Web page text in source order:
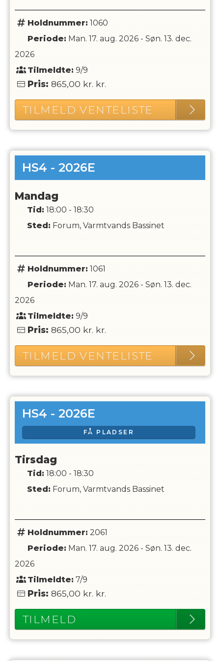
Holdnummer: 1060
Periode: Man. 17. aug. 2026- Søn. 13. dec.
2026
Tilmeldte: 9/9
Pris: 865,00 kr. kr.
TILMELD VENTELISTE
HS4 - 2026E
Mandag
Tid: 18:00 - 18:30
Sted: Forum, Varmtvands Bassinet
Holdnummer: 1061
Periode: Man. 17. aug. 2026- Søn. 13. dec.
2026
Tilmeldte: 9/9
Pris: 865,00 kr. kr.
TILMELD VENTELISTE
HS4 - 2026E
FÅ PLADSER
Tirsdag
Tid: 18:00 - 18:30
Sted: Forum, Varmtvands Bassinet
Holdnummer: 2061
Periode: Man. 17. aug. 2026- Søn. 13. dec.
2026
Tilmeldte: 7/9
Pris: 865,00 kr. kr.
TILMELD